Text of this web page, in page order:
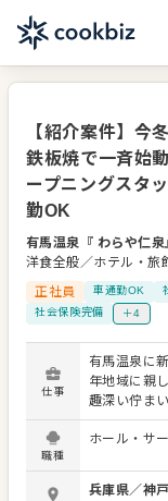
【紹介案件】今
鉄板焼で一斉始
ープニングスタ
勤OK
有馬温泉『 わらや仁泉
洋食全般／ホテル・旅
正社員
車通勤OK
社会保険完備
＋4
仕事
有馬温泉に
年地域に親
趣深い佇ま
で落ち着い
いスタートを切りません
募集です。
職種
ホール・サ
兵庫県／神